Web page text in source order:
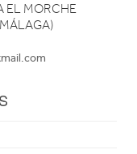
EL MORCHE